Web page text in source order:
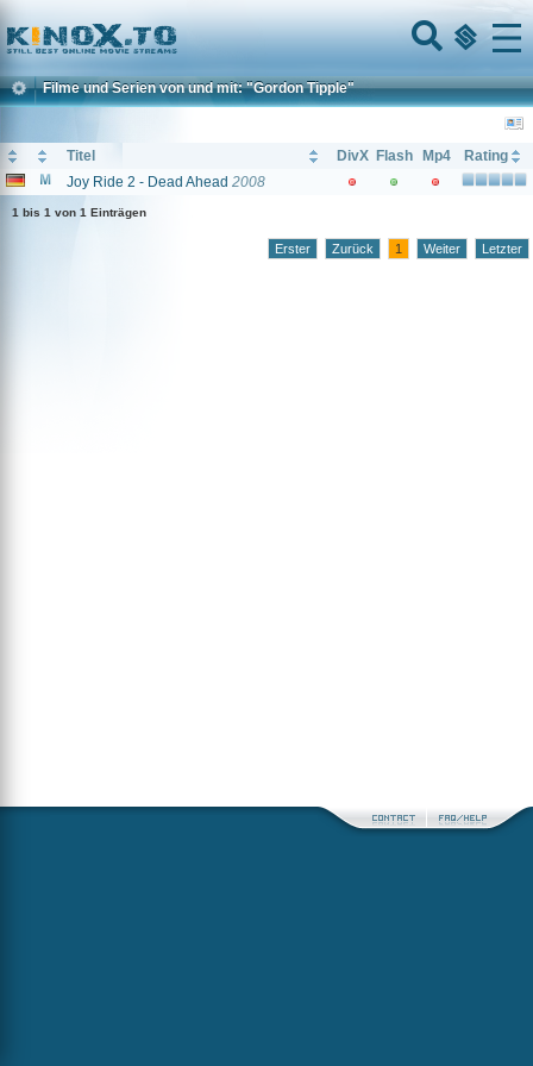
Home
Menu
Filme und Serien von und mit: "Gordon Tipple"
Titel DivX Flash Mp4
Rating
Joy Ride 2 - Dead Ahead 2008
1 bis 1 von 1 Einträgen
Erster Zurück 1 Weiter Letzter